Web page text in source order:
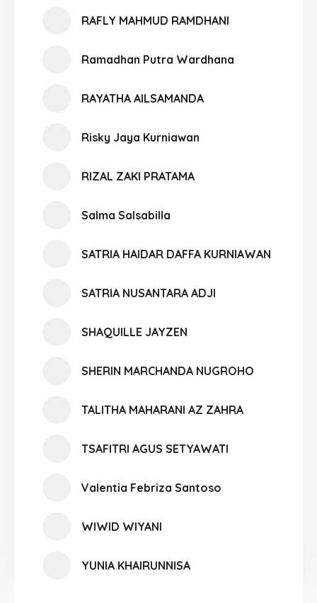
RAFLY MAHMUD RAMDHANI
Ramadhan Putra Wardhana
RAYATHA AILSAMANDA
Risky Jaya Kurniawan
RIZAL ZAKI PRATAMA
Salma Salsabilla
SATRIA HAIDAR DAFFA KURNIAWAN
SATRIA NUSANTARA ADJI
SHAQUILLE JAYZEN
SHERIN MARCHANDA NUGROHO
TALITHA MAHARANI AZ ZAHRA
TSAFITRI AGUS SETYAWATI
Valentia Febriza Santoso
WIWID WIYANI
YUNIA KHAIRUNNISA